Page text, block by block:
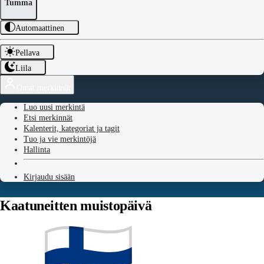
Tumma
Automaattinen
Pellava
Liila
Luo uusi merkintä
Etsi merkinnät
Kalenterit, kategoriat ja tagit
Tuo ja vie merkintöjä
Hallinta
Kirjaudu sisään
Kaatuneitten muistopäivä